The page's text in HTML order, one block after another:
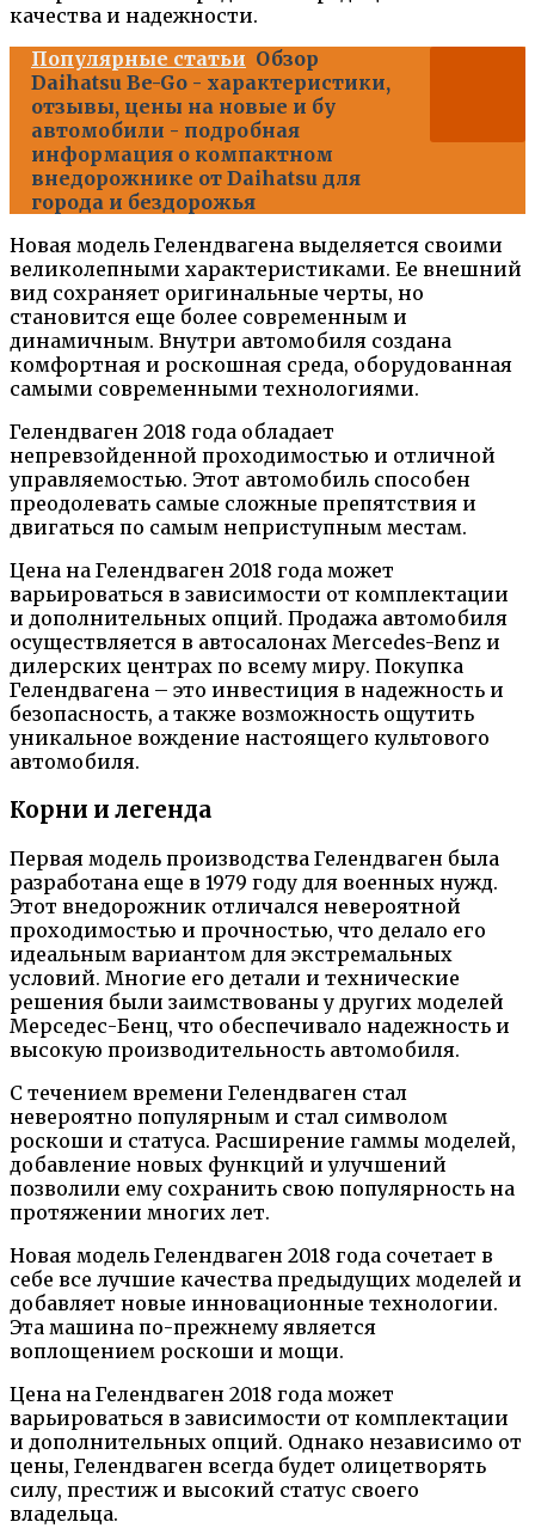
качества и надежности.
Популярные статьи Обзор
Daihatsu Be-Go - характеристики,
отзывы, цены на новые и бу
автомобили - подробная
информация о компактном
внедорожнике от Daihatsu для
города и бездорожья
Новая модель Гелендвагена выделяется своими
великолепными характеристиками. Ее внешний
вид сохраняет оригинальные черты, но
становится еще более современным и
динамичным. Внутри автомобиля создана
комфортная и роскошная среда, оборудованная
самыми современными технологиями.
Гелендваген 2018 года обладает
непревзойденной проходимостью и отличной
управляемостью. Этот автомобиль способен
преодолевать самые сложные препятствия и
двигаться по самым неприступным местам.
Цена на Гелендваген 2018 года может
варьироваться в зависимости от комплектации
и дополнительных опций. Продажа автомобиля
осуществляется в автосалонах Mercedes-Benz и
дилерских центрах по всему миру. Покупка
Гелендвагена – это инвестиция в надежность и
безопасность, а также возможность ощутить
уникальное вождение настоящего культового
автомобиля.
Корни и легенда
Первая модель производства Гелендваген была
разработана еще в 1979 году для военных нужд.
Этот внедорожник отличался невероятной
проходимостью и прочностью, что делало его
идеальным вариантом для экстремальных
условий. Многие его детали и технические
решения были заимствованы у других моделей
Мерседес-Бенц, что обеспечивало надежность и
высокую производительность автомобиля.
С течением времени Гелендваген стал
невероятно популярным и стал символом
роскоши и статуса. Расширение гаммы моделей,
добавление новых функций и улучшений
позволили ему сохранить свою популярность на
протяжении многих лет.
Новая модель Гелендваген 2018 года сочетает в
себе все лучшие качества предыдущих моделей и
добавляет новые инновационные технологии.
Эта машина по-прежнему является
воплощением роскоши и мощи.
Цена на Гелендваген 2018 года может
варьироваться в зависимости от комплектации
и дополнительных опций. Однако независимо от
цены, Гелендваген всегда будет олицетворять
силу, престиж и высокий статус своего
владельца.